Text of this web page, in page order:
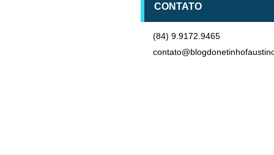
CONTATO
(84) 9.9172.9465